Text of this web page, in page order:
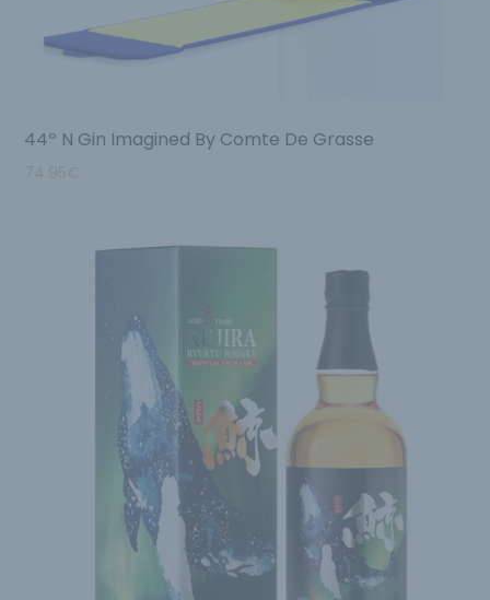
44º N Gin Imagined By Comte De Grasse
74.95€